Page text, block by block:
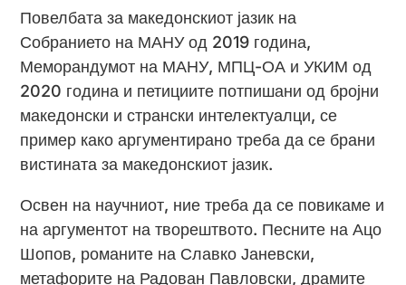
Повелбата за македонскиот јазик на
Собранието на МАНУ од 2019 година,
Меморандумот на МАНУ, МПЦ-ОА и УКИМ од
2020 година и петициите потпишани од бројни
македонски и странски интелектуалци, се
пример како аргументирано треба да се брани
вистината за македонскиот јазик.
Освен на научниот, ние треба да се повикаме и
на аргументот на творештвото. Песните на Ацо
Шопов, романите на Славко Јаневски,
метафорите на Радован Павловски, драмите